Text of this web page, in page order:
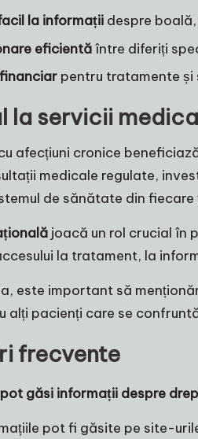
la informații despre
eficientăîntre diferiți
pentru tratamente și
la servicii
afecțiuni cronice
medicale regulate,
de sănătate din
joacă un rol crucial în
la tratament, la
este important să
alți pacienți care se
frecvente
găsi informații despre
pot fi găsite pe site-